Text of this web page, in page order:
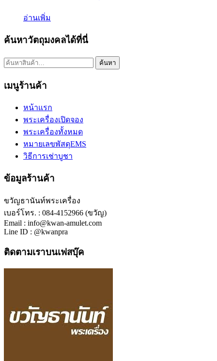
อ่านเพิ่ม
ค้นหาวัตถุมงคลได้ที่นี่
ค้นหา: ค้นหา
เมนูร้านค้า
หน้าแรก
พระเครื่องเปิดจอง
พระเครื่องทั้งหมด
หมายเลขพัสดุEMS
วิธีการเช่าบูชา
ข้อมูลร้านค้า
ขวัญธานันท์พระเครื่อง
เบอร์โทร. : 084-4152966 (ขวัญ)
Email : info@kwan-amulet.com
Line ID : @kwanpra
ติดตามเราบนเฟสบุ๊ค